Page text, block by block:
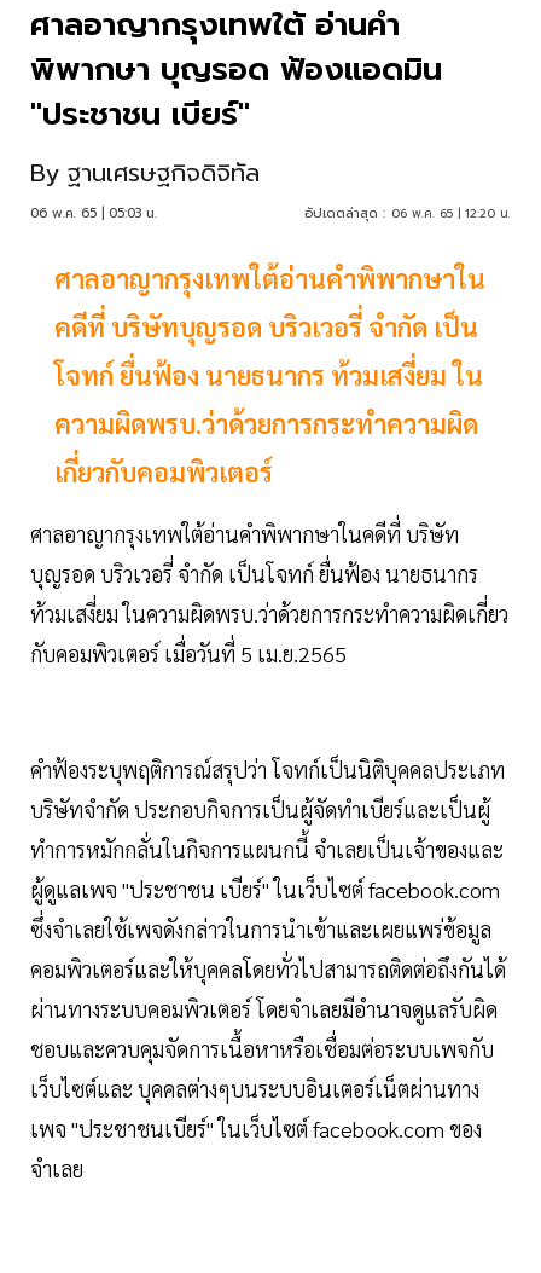
ศาลอาญากรุงเทพใต้ อ่านคำ
พิพากษา บุญรอด ฟ้องแอดมิน
"ประชาชน เบียร์"
By ฐานเศรษฐกิจดิจิทัล
06 พ.ค. 65 | 05:03 น. อัปเดตล่าสุด : 06 พ.ค. 65 | 12:20 น.
ศาลอาญากรุงเทพใต้อ่านคำพิพากษาใน
คดีที่ บริษัทบุญรอด บริวเวอรี่ จำกัด เป็น
โจทก์ ยื่นฟ้อง นายธนากร ท้วมเสงี่ยม ใน
ความผิดพรบ.ว่าด้วยการกระทำความผิด
เกี่ยวกับคอมพิวเตอร์
ศาลอาญากรุงเทพใต้อ่านคำพิพากษาในคดีที่ บริษัท
บุญรอด บริวเวอรี่ จำกัด เป็นโจทก์ ยื่นฟ้อง นายธนากร
ท้วมเสงี่ยม ในความผิดพรบ.ว่าด้วยการกระทำความผิดเกี่ยว
กับคอมพิวเตอร์ เมื่อวันที่ 5 เม.ย.2565
คำฟ้องระบุพฤติการณ์สรุปว่า โจทก์เป็นนิติบุคคลประเภท
บริษัทจำกัด ประกอบกิจการเป็นผู้จัดทำเบียร์และเป็นผู้
ทำการหมักกลั่นในกิจการแผนกนี้ จำเลยเป็นเจ้าของและ
ผู้ดูแลเพจ "ประชาชน เบียร์" ในเว็บไซต์ facebook.com
ซึ่งจำเลยใช้เพจดังกล่าวในการนำเข้าและเผยแพร่ข้อมูล
คอมพิวเตอร์และให้บุคคลโดยทั่วไปสามารถติดต่อถึงกันได้
ผ่านทางระบบคอมพิวเตอร์ โดยจำเลยมีอำนาจดูแลรับผิด
ชอบและควบคุมจัดการเนื้อหาหรือเชื่อมต่อระบบเพจกับ
เว็บไซต์และ บุคคลต่างๆบนระบบอินเตอร์เน็ตผ่านทาง
เพจ "ประชาชนเบียร์" ในเว็บไซต์ facebook.com ของ
จำเลย